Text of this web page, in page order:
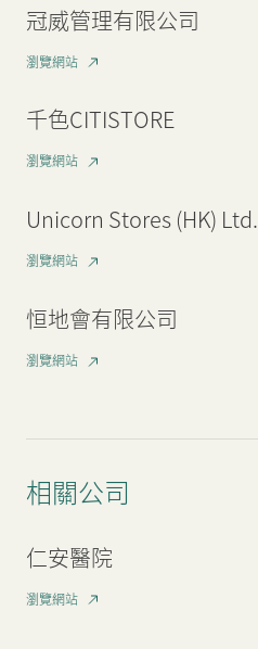
冠威管理有限公司
瀏覽網站
千色CITISTORE
瀏覽網站
Unicorn Stores (HK) Ltd.
瀏覽網站
恒地會有限公司
瀏覽網站
相關公司
仁安醫院
瀏覽網站